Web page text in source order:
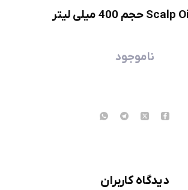
ناموجود
دیدگاه کاربران